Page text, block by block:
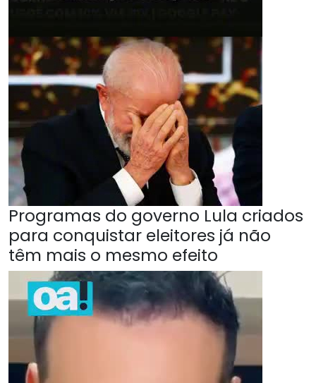
Programas do governo Lula criados
para conquistar eleitores já não
têm mais o mesmo efeito